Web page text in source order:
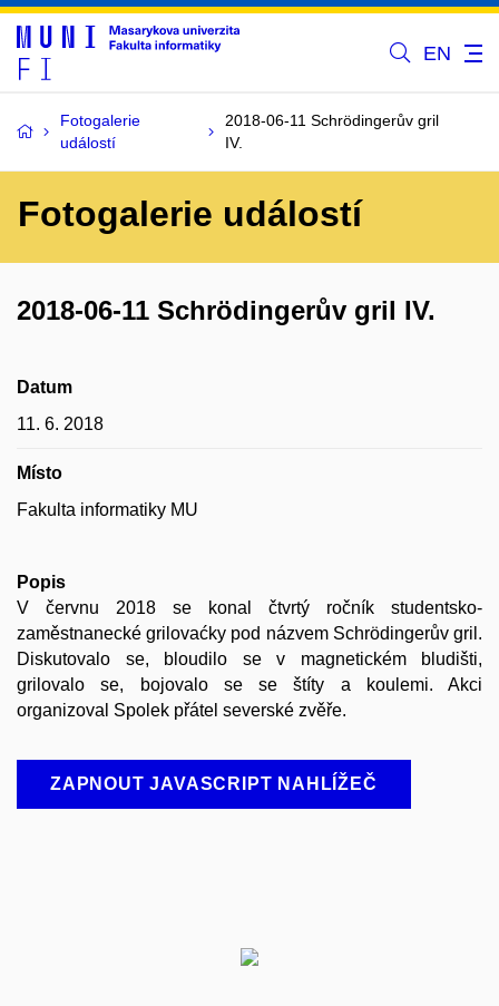
EN
Fotogalerie
událostí
2018-06-11 Schrödingerův gril
IV.
Fotogalerie událostí
2018-06-11 Schrödingerův gril IV.
Datum
11. 6. 2018
Místo
Fakulta informatiky MU
Popis
V červnu 2018 se konal čtvrtý ročník studentsko-
zaměstnanecké grilovaćky pod názvem Schrödingerův gril.
Diskutovalo se, bloudilo se v magnetickém bludišti,
grilovalo se, bojovalo se se štíty a koulemi. Akci
organizoval Spolek přátel severské zvěře.
ZAPNOUT JAVASCRIPT NAHLÍŽEČ